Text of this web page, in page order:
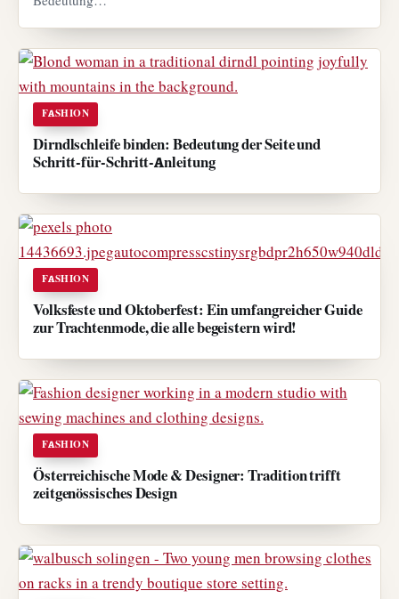
FASHION
Dirndlschleife binden: Bedeutung der Seite und
Schritt-für-Schritt-Anleitung
FASHION
Volksfeste und Oktoberfest: Ein umfangreicher Guide
zur Trachtenmode, die alle begeistern wird!
FASHION
Österreichische Mode & Designer: Tradition trifft
zeitgenössisches Design